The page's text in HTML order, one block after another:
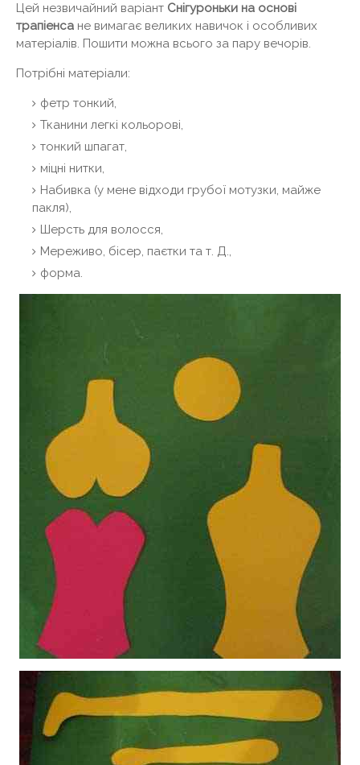
Цей незвичайний варіант Снігуроньки на основі
трапіенса не вимагає великих навичок і особливих
матеріалів. Пошити можна всього за пару вечорів.
Потрібні матеріали:
фетр тонкий,
Тканини легкі кольорові,
тонкий шпагат,
міцні нитки,
Набивка (у мене відходи грубої мотузки, майже
пакля),
Шерсть для волосся,
Мереживо, бісер, паєтки та т. Д.,
форма.